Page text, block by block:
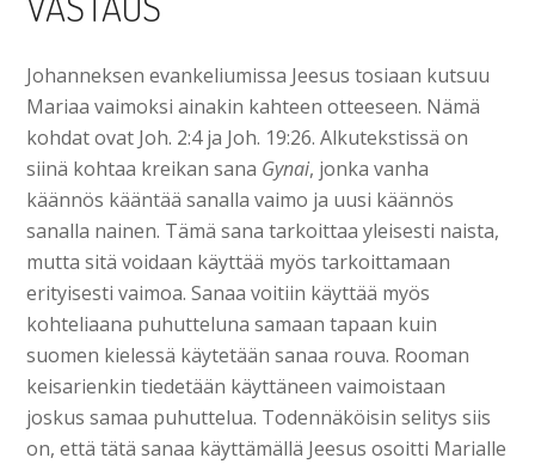
Johanneksen evankeliumissa Jeesus tosiaan kutsuu
Mariaa vaimoksi ainakin kahteen otteeseen. Nämä
kohdat ovat Joh. 2:4 ja Joh. 19:26. Alkutekstissä on
siinä kohtaa kreikan sana Gynai, jonka vanha
käännös kääntää sanalla vaimo ja uusi käännös
sanalla nainen. Tämä sana tarkoittaa yleisesti naista,
mutta sitä voidaan käyttää myös tarkoittamaan
erityisesti vaimoa. Sanaa voitiin käyttää myös
kohteliaana puhutteluna samaan tapaan kuin
suomen kielessä käytetään sanaa rouva. Rooman
keisarienkin tiedetään käyttäneen vaimoistaan
joskus samaa puhuttelua. Todennäköisin selitys siis
on, että tätä sanaa käyttämällä Jeesus osoitti Marialle